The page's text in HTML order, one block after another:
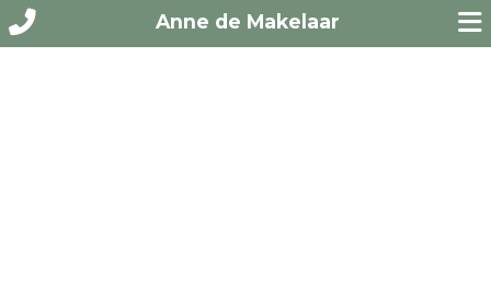
Anne de Makelaar